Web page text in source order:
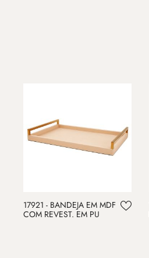
17921 - BANDEJA EM MDF
COM REVEST. EM PU